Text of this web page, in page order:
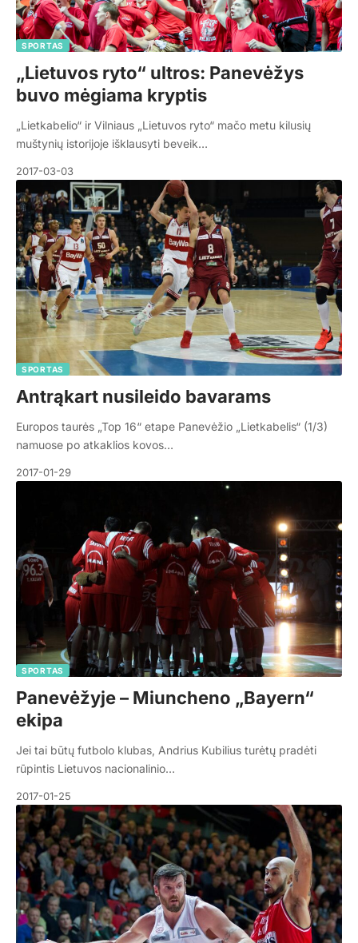
SPORTAS
„Lietuvos ryto“ ultros: Panevėžys
buvo mėgiama kryptis
„Lietkabelio“ ir Vilniaus „Lietuvos ryto“ mačo metu kilusių
muštynių istorijoje išklausyti beveik…
2017-03-03
SPORTAS
Antrąkart nusileido bavarams
Europos taurės „Top 16“ etape Panevėžio „Lietkabelis“ (1/3)
namuose po atkaklios kovos…
2017-01-29
SPORTAS
Panevėžyje – Miuncheno „Bayern“
ekipa
Jei tai būtų futbolo klubas, Andrius Kubilius turėtų pradėti
rūpintis Lietuvos nacionalinio…
2017-01-25